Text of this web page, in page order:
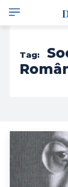
Tag: